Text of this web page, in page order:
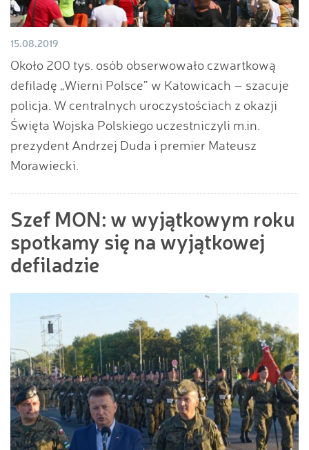
15.08.2019
Około 200 tys. osób obserwowało czwartkową
defiladę „Wierni Polsce” w Katowicach – szacuje
policja. W centralnych uroczystościach z okazji
Święta Wojska Polskiego uczestniczyli m.in.
prezydent Andrzej Duda i premier Mateusz
Morawiecki.
Szef MON: w wyjątkowym roku
spotkamy się na wyjątkowej
defiladzie